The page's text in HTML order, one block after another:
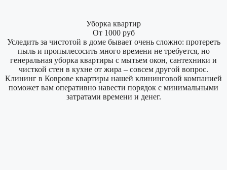
Уборка квартир
От 1000 руб
Уследить за чистотой в доме бывает очень сложно: протереть
пыль и пропылесосить много времени не требуется, но
генеральная уборка квартиры с мытьем окон, сантехники и
чисткой стен в кухне от жира – совсем другой вопрос.
Клининг в Коврове квартиры нашей клининговой компанией
поможет вам оперативно навести порядок с минимальными
затратами времени и денег.